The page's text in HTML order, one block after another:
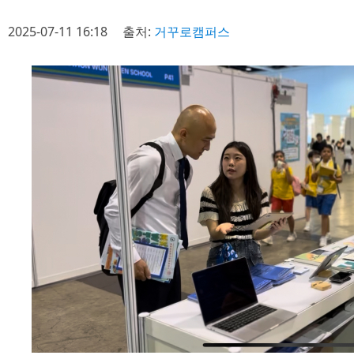
2025-07-11 16:18 출처: 거꾸로캠퍼스